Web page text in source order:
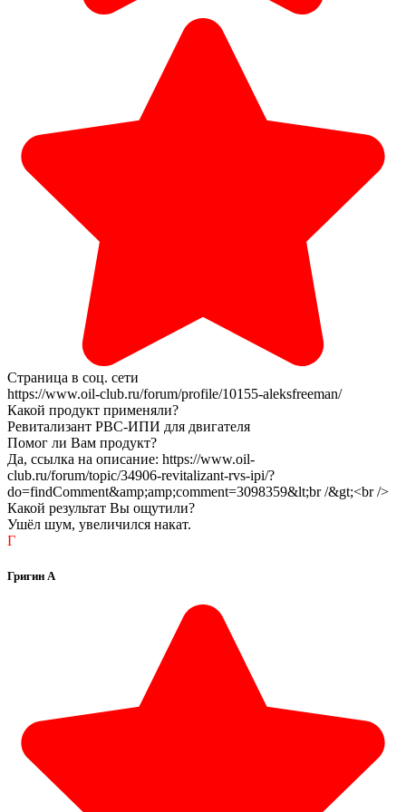
Страница в соц. сети
https://www.oil-club.ru/forum/profile/10155-aleksfreeman/
Какой продукт применяли?
Ревитализант РВС-ИПИ для двигателя
Помог ли Вам продукт?
Да, ссылка на описание: https://www.oil-
club.ru/forum/topic/34906-revitalizant-rvs-ipi/?
do=findComment&amp;amp;comment=3098359&lt;br /&gt;<br />
Какой результат Вы ощутили?
Ушёл шум, увеличился накат.
Г
Григин А